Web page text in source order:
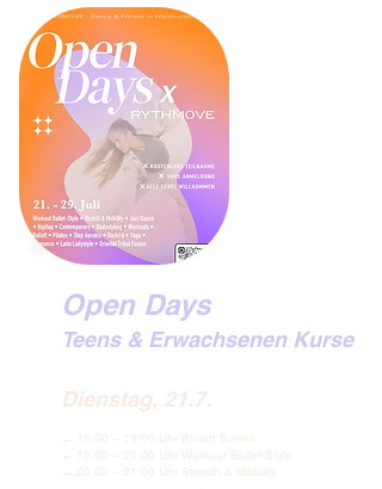
Open Days
Teens & Erwachsenen Kurse
Dienstag, 21.7.
→ 18:00 – 19:00 Uhr Ballett Basics
→ 19:00 – 20:00 Uhr Workout Ballet-Style
→ 20:00 – 21:00 Uhr Stretch & Mobility